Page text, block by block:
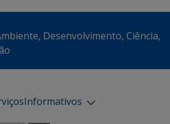
Desenvolvimento, Ciência,
Informativos